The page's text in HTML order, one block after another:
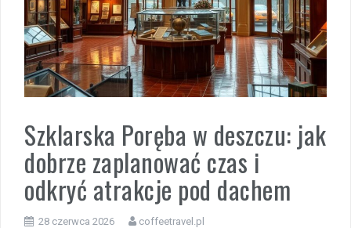
Szklarska Poręba w deszczu: jak
dobrze zaplanować czas i
odkryć atrakcje pod dachem
28 czerwca 2026 coffeetravel.pl